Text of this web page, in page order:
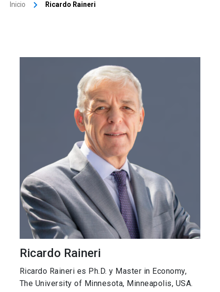
Inicio Ricardo Raineri
Ricardo Raineri
Ricardo Raineri es Ph.D. y Master in Economy,
The University of Minnesota, Minneapolis, USA.